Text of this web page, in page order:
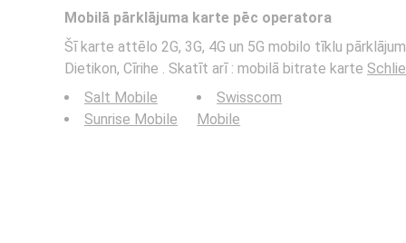
Mobilā pārklājuma karte pēc operatora
Šī karte attēlo 2G, 3G, 4G un 5G mobilo tīklu
Dietikon, Cīrihe . Skatīt arī : mobilā bitrate karte
Salt Mobile
Sunrise Mobile
Swisscom
Mobile